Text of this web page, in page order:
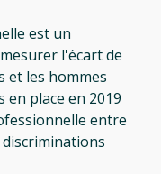
est un
l'écart de
et les hommes
en place en 2019
entre